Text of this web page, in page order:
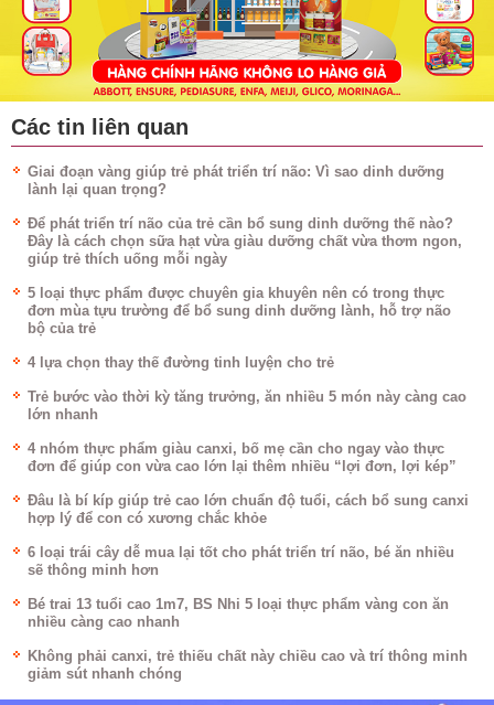
Các tin liên quan
Giai đoạn vàng giúp trẻ phát triển trí não: Vì sao dinh dưỡng
lành lại quan trọng?
Để phát triển trí não của trẻ cần bổ sung dinh dưỡng thế nào?
Đây là cách chọn sữa hạt vừa giàu dưỡng chất vừa thơm ngon,
giúp trẻ thích uống mỗi ngày
5 loại thực phẩm được chuyên gia khuyên nên có trong thực
đơn mùa tựu trường để bổ sung dinh dưỡng lành, hỗ trợ não
bộ của trẻ
4 lựa chọn thay thế đường tinh luyện cho trẻ
Trẻ bước vào thời kỳ tăng trưởng, ăn nhiều 5 món này càng cao
lớn nhanh
4 nhóm thực phẩm giàu canxi, bố mẹ cần cho ngay vào thực
đơn để giúp con vừa cao lớn lại thêm nhiều “lợi đơn, lợi kép”
Đâu là bí kíp giúp trẻ cao lớn chuẩn độ tuổi, cách bổ sung canxi
hợp lý để con có xương chắc khỏe
6 loại trái cây dễ mua lại tốt cho phát triển trí não, bé ăn nhiều
sẽ thông minh hơn
Bé trai 13 tuổi cao 1m7, BS Nhi 5 loại thực phẩm vàng con ăn
nhiều càng cao nhanh
Không phải canxi, trẻ thiếu chất này chiều cao và trí thông minh
giảm sút nhanh chóng